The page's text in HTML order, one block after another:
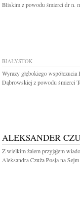
Bliskim z powodu śmierci dr n.
BIAŁYSTOK
Wyrazy głębokiego
Dąbrowskiej z powodu śmierci
ALEKSANDER
Z wielkim żalem przyjąłem
Aleksandra Czuża Posła na